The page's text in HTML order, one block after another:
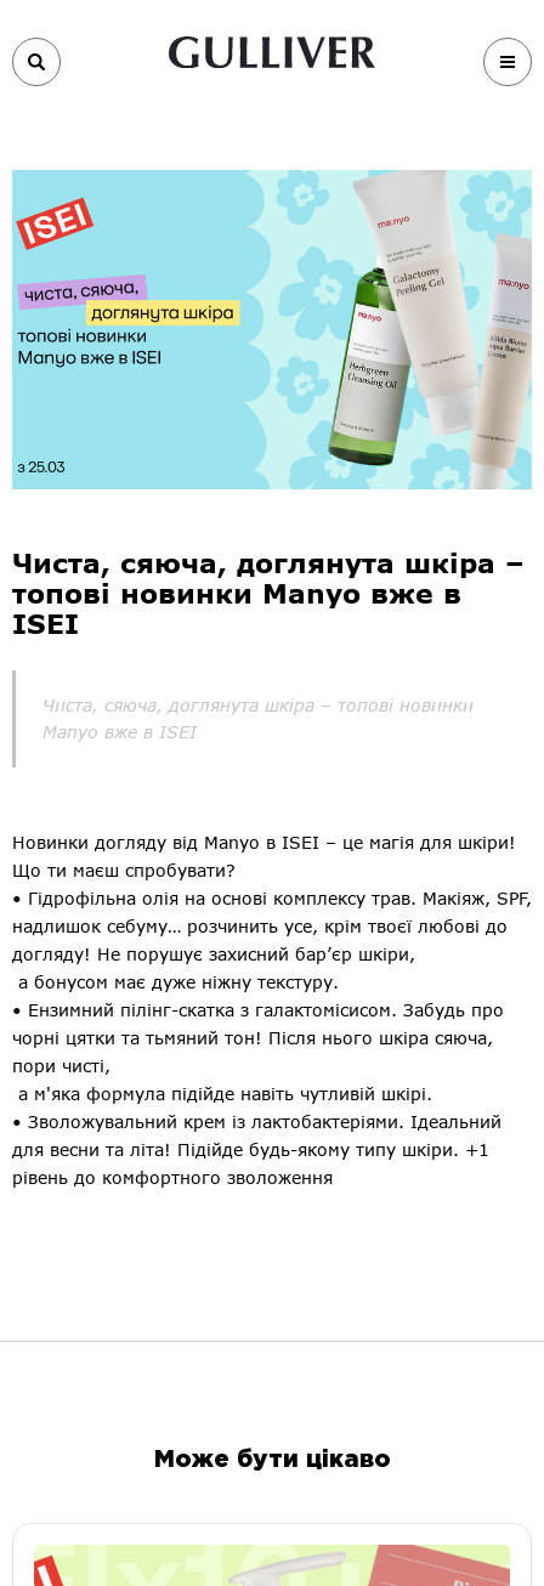
Чиста, сяюча, доглянута шкіра –
топові новинки Manyo вже в
ISEI
Чиста, сяюча, доглянута шкіра – топові новинки
Manyo вже в ISEI
Новинки догляду від Manyo в ISEI – це магія для шкіри!
Що ти маєш спробувати?
• Гідрофільна олія на основі комплексу трав. Макіяж, SPF,
надлишок себуму… розчинить усе, крім твоєї любові до
догляду! Не порушує захисний бар’єр шкіри,
а бонусом має дуже ніжну текстуру.
• Ензимний пілінг-скатка з галактомісисом. Забудь про
чорні цятки та тьмяний тон! Після нього шкіра сяюча,
пори чисті,
а м'яка формула підійде навіть чутливій шкірі.
• Зволожувальний крем із лактобактеріями. Ідеальний
для весни та літа! Підійде будь-якому типу шкіри. +1
рівень до комфортного зволоження
Може бути цікаво